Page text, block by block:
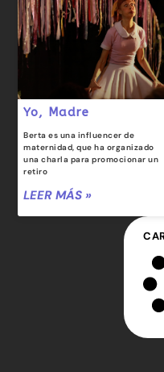
Yo, Madre
Berta es una influencer de
maternidad, que ha organizado
una charla para promocionar un
retiro
LEER MÁS »